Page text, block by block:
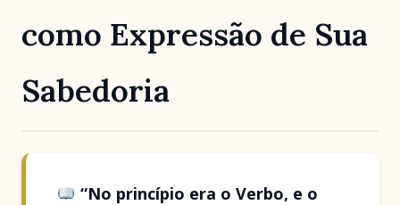
como Expressão de Sua
Sabedoria
“No princípio era o Verbo, e o